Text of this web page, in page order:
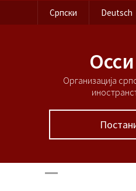
Српски Deutsch
Организација